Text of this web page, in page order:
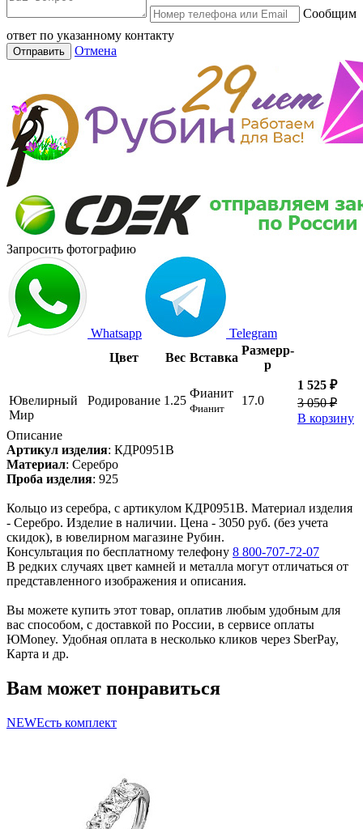
Сообщим
ответ по указанному контакту
Отправить Отмена
Запросить фотографию
Whatsapp
Telegram
Цвет
Вес Вставка
Размерр-
р
Ювелирный
Мир
Родирование 1.25
Фианит
Фианит
17.0
1 525 ₽
3 050 ₽
В корзину
Описание
Артикул изделия: КДР0951В
Материал: Серебро
Проба изделия: 925
Кольцо из серебра, с артикулом КДР0951В. Материал изделия
- Серебро. Изделие в наличии. Цена - 3050 руб. (без учета
скидок), в ювелирном магазине Рубин.
Консультация по бесплатному телефону 8 800-707-72-07
В редких случаях цвет камней и металла могут отличаться от
представленного изображения и описания.
Вы можете купить этот товар, оплатив любым удобным для
вас способом, с доставкой по России, в сервисе оплаты
ЮMoney. Удобная оплата в несколько кликов через SberPay,
Карта и др.
Вам может понравиться
NEWЕсть комплект